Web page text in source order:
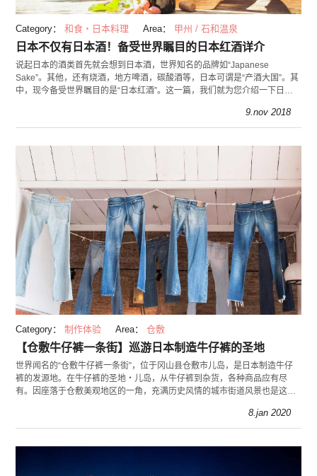
Category： 和食・日本料理 Area： 甲州 / 石和温泉
日本不仅有日本酒！备受世界瞩目的日本红酒详介
说起日本的酒类首先就会想到日本酒，世界知名的品牌如“Japanese
Sake”。其他，还有烧酒，地方啤酒，碳酸酒等，日本可谓是“产酒大国”。其
中，现今备受世界瞩目的是“日本红酒”。这一篇，我们就为您介绍一下日本
9.nov 2018
Category： 制作体验 Area： 仓敷
【仓敷牛仔裤一条街】巡游日本制造牛仔裤的圣地
世界闻名的“仓敷牛仔裤一条街”，位于冈山县仓敷市儿岛，是日本制造牛仔
裤的发源地。在牛仔裤的圣地・儿岛，从牛仔裤到杂货，各种商品应有尽
有。因座落于仓敷美观地区的一角，充满历史风情的城市街道风景也是这里
8.jan 2020